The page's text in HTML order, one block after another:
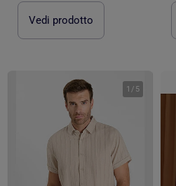
Vedi prodotto
1 / 5